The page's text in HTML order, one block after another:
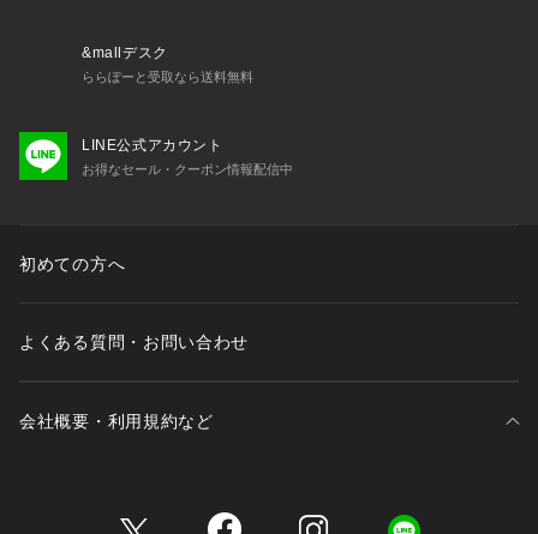
・45215 おやすみブラ（3L）
・75210 ノーマルショーツ
・75216 サニタリー
・15210 スリップ
ります。また、パソコン・スマートフォンなどの環境により、
若干製品と画像のカラーが異なる場合もございます。
&mallデスク
ららぽーと受取なら送料無料
LINE公式アカウント
お得なセール・クーポン情報配信中
初めての方へ
よくある質問・お問い合わせ
会社概要・利用規約など